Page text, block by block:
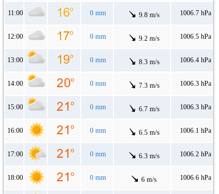
11:00 0 mm 9.8 m/s 1006.7 hPa
12:00 0 mm 9.2 m/s 1006.5 hPa
13:00 0 mm 8.3 m/s 1006.4 hPa
14:00 0 mm 7.3 m/s 1006.3 hPa
15:00 0 mm 6.7 m/s 1006.3 hPa
16:00 0 mm 6.5 m/s 1006.1 hPa
17:00 0 mm 6.3 m/s 1006.2 hPa
18:00 0 mm 6 m/s 1006.6 hPa